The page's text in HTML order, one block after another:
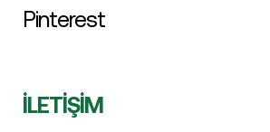
Pinterest
İLETİŞİM